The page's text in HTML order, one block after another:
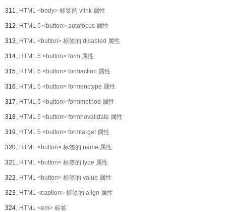
311、HTML <body> 标签的 vlink 属性
312、HTML 5 <button> autofocus 属性
313、HTML <button> 标签的 disabled 属性
314、HTML 5 <button> form 属性
315、HTML 5 <button> formaction 属性
316、HTML 5 <button> formenctype 属性
317、HTML 5 <button> formmethod 属性
318、HTML 5 <button> formnovalidate 属性
319、HTML 5 <button> formtarget 属性
320、HTML <button> 标签的 name 属性
321、HTML <button> 标签的 type 属性
322、HTML <button> 标签的 value 属性
323、HTML <caption> 标签的 align 属性
324、HTML <em> 标签